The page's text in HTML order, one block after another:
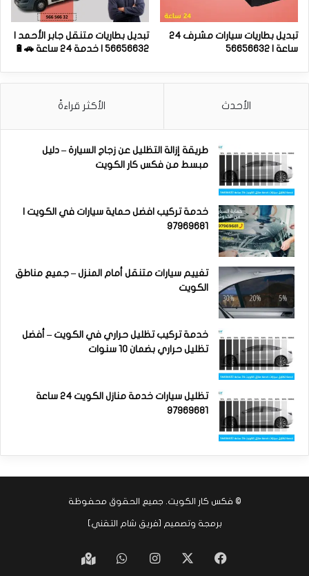
تبديل بطاريات سيارات مشرف 24
ساعة | 56656632
تبديل بطاريات متنقل جابر الأحمد |
56656632 | خدمة 24 ساعة 🚗🔋
الأحدث الأكثر قراءةً
طريقة إزالة التظليل عن زجاج السيارة – دليل
مبسط من فكس كار الكويت
خدمة تركيب افضل حماية سيارات في الكويت |
97969681
تغييم سيارات متنقل أمام المنزل – جميع مناطق
الكويت
خدمة تركيب تظليل حراري في الكويت – أفضل
تظليل حراري بضمان 10 سنوات
تظليل سيارات خدمة منازل الكويت 24 ساعة
97969681
© فكس كار الكويت . جميع الحقوق محفوظة
برمجة وتصميم [فريق شام التقني]
فيسبوك انستقرامواتسابGoogle